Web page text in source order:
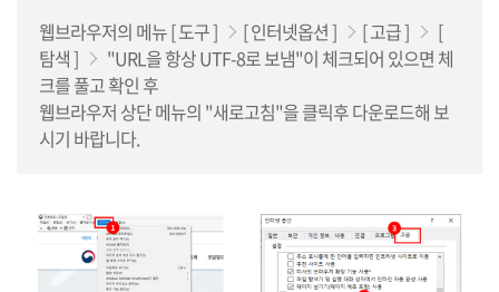
안
내
합
니
다.
웹브라우저의 메뉴 [ 도구 ] [ 인터넷옵션 ] [ 고급 ]
[
탐색 ]
"URL을 항상 UTF-8로 보냄"이 체크되어 있으면 체
크를 풀고 확인 후
웹브라우저 상단 메뉴의 "새로고침"을 클릭후 다운로드해 보
시기 바랍니다.